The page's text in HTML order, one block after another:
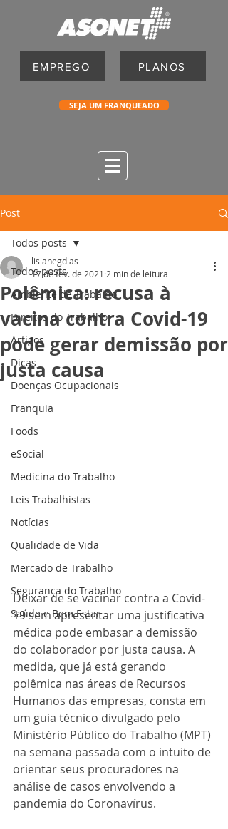
EMPREGO PLANOS
SEJA UM FRANQUEADO
Post
Todos posts
Ambiente de Trabalho
Direitos do Trabalho
Artigos
Dicas
Doenças Ocupacionais
Franquia
Foods
eSocial
Medicina do Trabalho
Leis Trabalhistas
Notícias
Qualidade de Vida
Mercado de Trabalho
Segurança do Trabalho
Saúde e Bem Estar
Todos posts
Polêmica: recusa à
vacina contra Covid-19
pode gerar demissão por
justa causa
lisianegdias
17 de fev. de 2021 2 min de leitura
Deixar de se vacinar contra a Covid-
19 sem apresentar uma justificativa
médica pode embasar a demissão
do colaborador por justa causa. A
medida, que já está gerando
polêmica nas áreas de Recursos
Humanos das empresas, consta em
um guia técnico divulgado pelo
Ministério Público do Trabalho (MPT)
na semana passada com o intuito de
orientar seus procuradores na
análise de casos envolvendo a
pandemia do Coronavírus.